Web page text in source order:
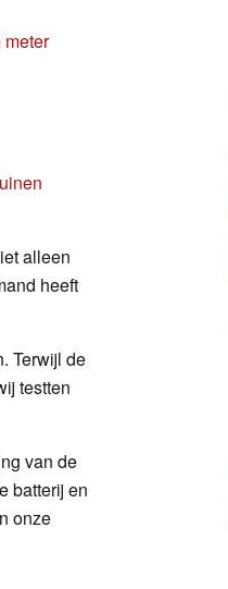
alleen
heeft
Terwijl de
testten
van de
batterij en
onze